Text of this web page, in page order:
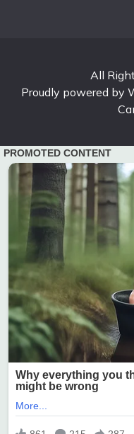
All
Proudly powered by